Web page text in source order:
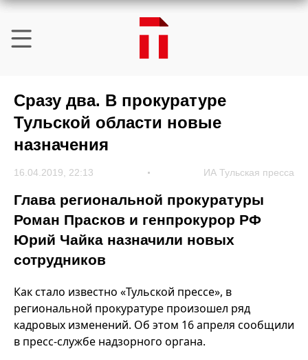
Сразу два. В прокуратуре
Тульской области новые
назначения
16.04.2019, 22:13 ИА Тульская пресса
Глава региональной прокуратуры
Роман Прасков и генпрокурор РФ
Юрий Чайка назначили новых
сотрудников
Как стало известно «Тульской прессе», в
региональной прокуратуре произошел ряд
кадровых изменений. Об этом 16 апреля сообщили
в пресс-службе надзорного органа.